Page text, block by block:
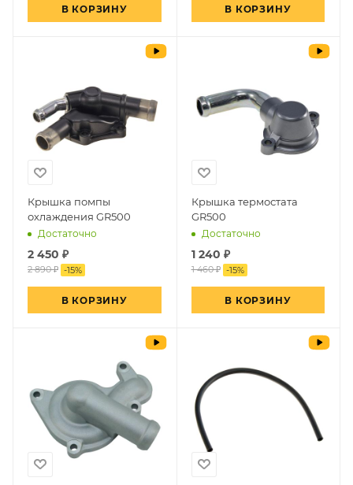
В КОРЗИНУ В КОРЗИНУ
Крышка помпы
охлаждения GR500
Достаточно
2 450 ₽
2 890 ₽ -15%
В КОРЗИНУ
Крышка термостата
GR500
Достаточно
1 240 ₽
1 460 ₽ -15%
В КОРЗИНУ